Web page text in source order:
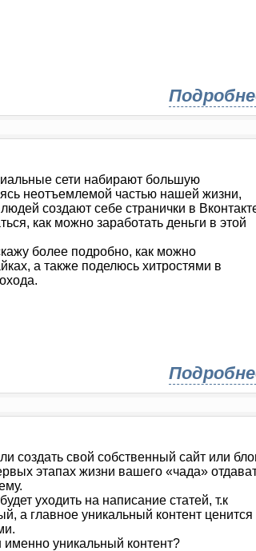
сети набирают большую
неотъемлемой частью нашей жизни,
создают себе странички в
как можно заработать деньги в этой
более подробно, как можно
а также поделюсь хитростями в
создать свой собственный сайт или
этапах жизни вашего «чада»
уходить на написание статей, т.к
а главное уникальный контент ценится
уникальный контент?